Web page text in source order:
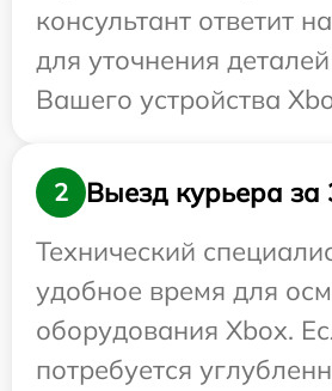
консультант ответит
для уточнения
Вашего устройства
2
Выезд курьера за
Технический
удобное время для
оборудования Xbox.
потребуется